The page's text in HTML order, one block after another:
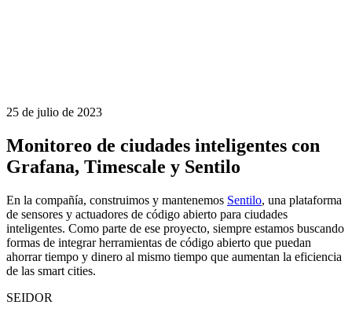
25 de julio de 2023
Monitoreo de ciudades inteligentes con
Grafana, Timescale y Sentilo
En la compañía, construimos y mantenemos Sentilo, una plataforma
de sensores y actuadores de código abierto para ciudades
inteligentes. Como parte de ese proyecto, siempre estamos buscando
formas de integrar herramientas de código abierto que puedan
ahorrar tiempo y dinero al mismo tiempo que aumentan la eficiencia
de las smart cities.
SEIDOR